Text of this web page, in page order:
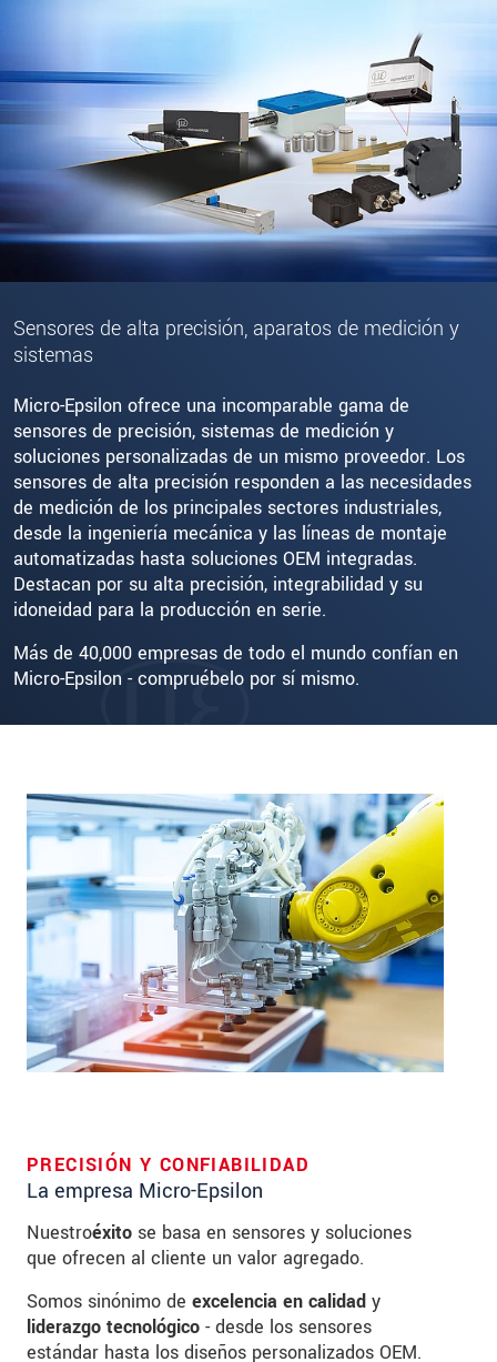
Sensores de alta precisión, aparatos de medición y
sistemas
Micro-Epsilon ofrece una incomparable gama de
sensores de precisión, sistemas de medición y
soluciones personalizadas de un mismo proveedor. Los
sensores de alta precisión responden a las necesidades
de medición de los principales sectores industriales,
desde la ingeniería mecánica y las líneas de montaje
automatizadas hasta soluciones OEM integradas.
Destacan por su alta precisión, integrabilidad y su
idoneidad para la producción en serie.
Más de 40,000 empresas de todo el mundo confían en
Micro-Epsilon - compruébelo por sí mismo.
PRECISIÓN Y CONFIABILIDAD
La empresa Micro-Epsilon
Nuestroéxito se basa en sensores y soluciones
que ofrecen al cliente un valor agregado.
Somos sinónimo de excelencia en calidad y
liderazgo tecnológico - desde los sensores
estándar hasta los diseños personalizados OEM.